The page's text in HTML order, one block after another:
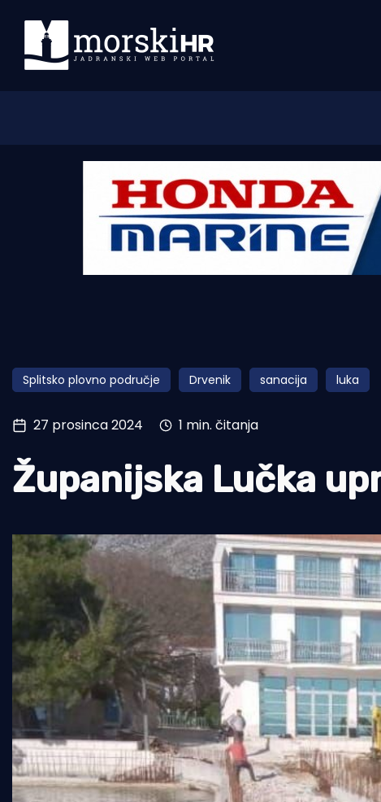
Morski plus
Pomorstvo
Ribolov
Ekologija
Tradicija i kultura
Splitsko plovno područje Drvenik sanacija luka
27 prosinca 2024 1 min. čitanja
Županijska Lučka